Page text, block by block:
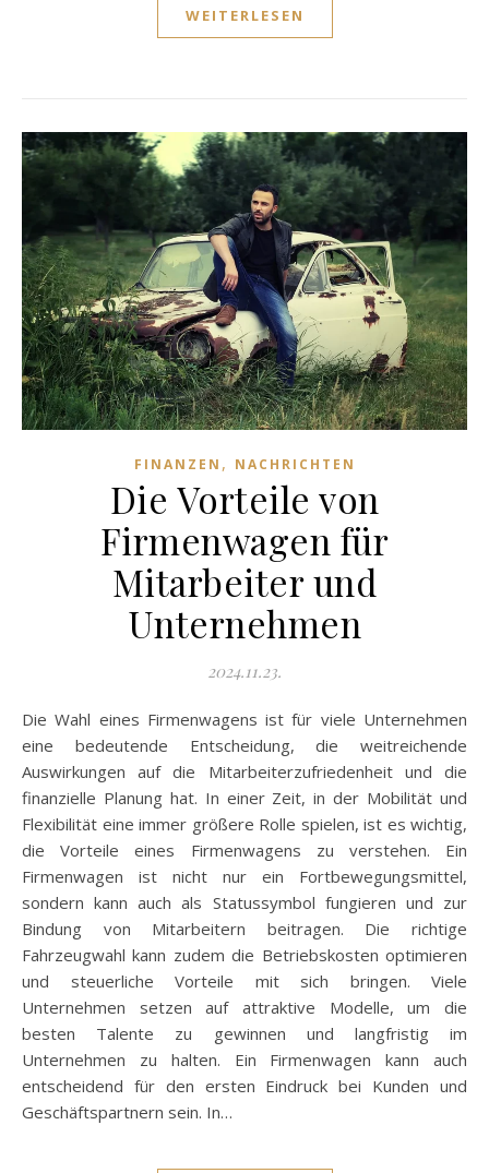
WEITERLESEN
FINANZEN , NACHRICHTEN
Die Vorteile von
Firmenwagen für
Mitarbeiter und
Unternehmen
2024.11.23.
Die Wahl eines Firmenwagens ist für viele Unternehmen
eine bedeutende Entscheidung, die weitreichende
Auswirkungen auf die Mitarbeiterzufriedenheit und die
finanzielle Planung hat. In einer Zeit, in der Mobilität und
Flexibilität eine immer größere Rolle spielen, ist es wichtig,
die Vorteile eines Firmenwagens zu verstehen. Ein
Firmenwagen ist nicht nur ein Fortbewegungsmittel,
sondern kann auch als Statussymbol fungieren und zur
Bindung von Mitarbeitern beitragen. Die richtige
Fahrzeugwahl kann zudem die Betriebskosten optimieren
und steuerliche Vorteile mit sich bringen. Viele
Unternehmen setzen auf attraktive Modelle, um die
besten Talente zu gewinnen und langfristig im
Unternehmen zu halten. Ein Firmenwagen kann auch
entscheidend für den ersten Eindruck bei Kunden und
Geschäftspartnern sein. In…